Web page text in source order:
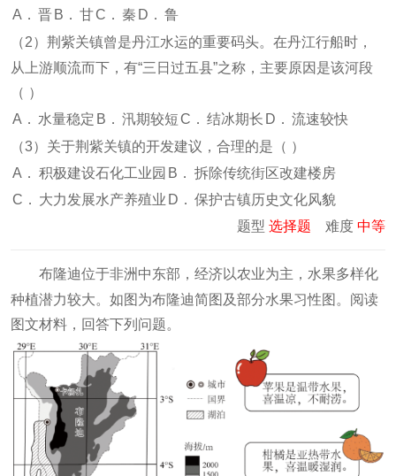
A． 晋 B． 甘C． 秦 D． 鲁
（2）荆紫关镇曾是丹江水运的重要码头。在丹江行船时，
从上游顺流而下，有“三日过五县”之称，主要原因是该河段
（ ）
A． 水量稳定 B． 汛期较短C． 结冰期长 D． 流速较快
（3）关于荆紫关镇的开发建议，合理的是（ ）
A． 积极建设石化工业园 B． 拆除传统街区改建楼房
C． 大力发展水产养殖业 D． 保护古镇历史文化风貌
题型 选择题 难度 中等
布隆迪位于非洲中东部，经济以农业为主，水果多样化
种植潜力较大。如图为布隆迪简图及部分水果习性图 。阅读
图文材料，回答下列问题。